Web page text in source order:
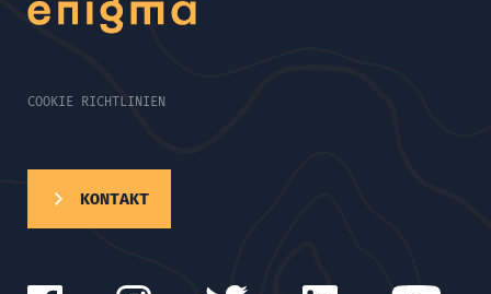
COOKIE RICHTLINIEN
KONTAKT